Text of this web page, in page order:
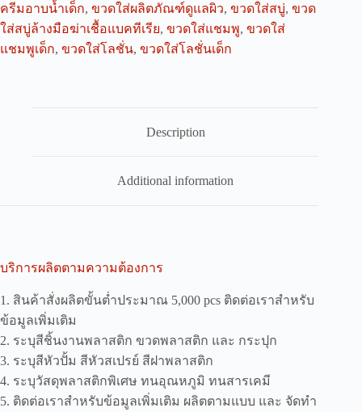
ครีมอาบน้ำเด็ก, ขวดใส่ผลิตภัณฑ์ดูแลผิว, ขวดใส่สบู่, ขวด
ใส่สบู่ล้างมือฆ่าเชื้อแบคทีเรีย, ขวดใส่แชมพู, ขวดใส่
แชมพูเด็ก, ขวดใส่โลชั่น, ขวดใส่โลชั่นเด็ก
Description
Additional information
บริการผลิตตามความต้องการ
1. สินค้าสั่งผลิตขั้นต่ำประมาณ 5,000 pcs ติดต่อเราสำหรับ
ข้อมูลเพิ่มเติม
2. ระบุสีชิ้นงานพลาสติก ขวดพลาสติก และ กระปุก
3. ระบุสีหัวปั้ม สีหัวสเปรย์ สีฝาพลาสติก
4. ระบุวัสดุพลาสติกพิเศษ ทนอุณหภูมิ ทนสารเคมี
5. ติดต่อเราสำหรับข้อมูลเพิ่มเติม ผลิตตามแบบ และ จัดทำ